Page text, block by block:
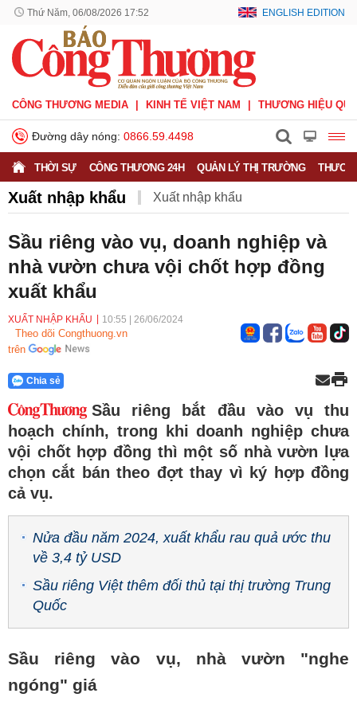
Thứ Năm, 06/08/2026 17:52 ENGLISH EDITION
CÔNG THƯƠNG MEDIA KINH TẾ VIỆT NAM THƯƠNG HIỆU
Đường dây nóng: 0866.59.4498
THỜI SỰ CÔNG THƯƠNG 24H QUẢN LÝ THỊ TRƯỜNG
Xuất nhập khẩu Xuất nhập khẩu
Xuất xứ hàng hóa Xúc tiến thương mại
Thương mại điện tử
Sầu riêng vào vụ, doanh nghiệp và
nhà vườn chưa vội chốt hợp đồng
xuất khẩu
XUẤT NHẬP KHẨU 10:55 26/06/2024
Theo dõi Congthuong.vn
trên
Chia sẻ
Sầu riêng bắt đầu vào vụ thu
hoạch chính, trong khi doanh nghiệp chưa
vội chốt hợp đồng thì một số nhà vườn lựa
chọn cắt bán theo đợt thay vì ký hợp đồng
cả vụ.
Nửa đầu năm 2024, xuất khẩu rau quả ước thu
về 3,4 tỷ USD
Sầu riêng Việt thêm đối thủ tại thị trường Trung
Quốc
Sầu riêng vào vụ, nhà vườn "nghe
ngóng" giá